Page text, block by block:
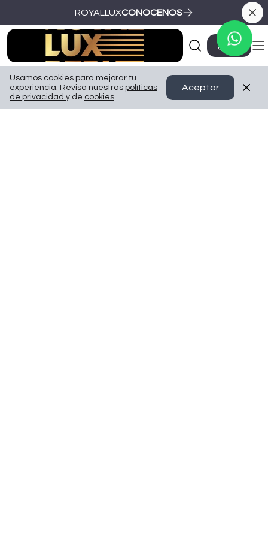
ROYALLUXCONOCENOS
Ir a Inicio
0
Usamos cookies para mejorar tu
experiencia. Revisa nuestras políticas
de privacidad y de cookies
Aceptar